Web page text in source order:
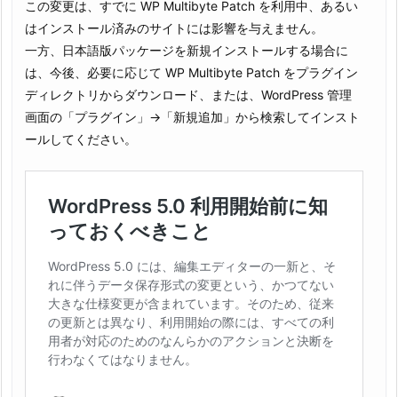
この変更は、すでに WP Multibyte Patch を利用中、あるい
はインストール済みのサイトには影響を与えません。
一方、日本語版パッケージを新規インストールする場合に
は、今後、必要に応じて WP Multibyte Patch をプラグイン
ディレクトリからダウンロード、または、WordPress 管理
画面の「プラグイン」→「新規追加」から検索してインスト
ールしてください。